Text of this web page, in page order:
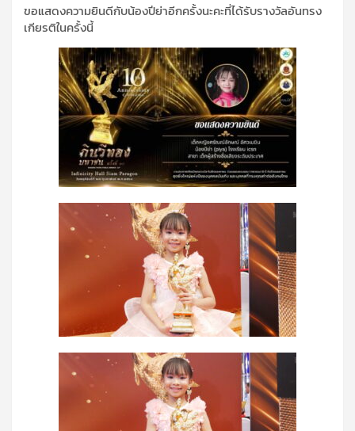
ขอแสดงความยินดีกับน้องปีย่าอีกครั้งนะคะที่ได้รับรางวัลอันทรง
เกียรติในครั้งนี้